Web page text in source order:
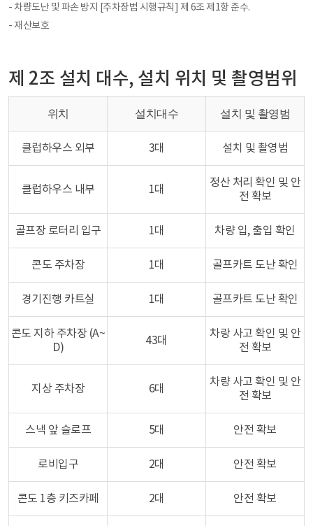
- 차량도난 및 파손 방지 [주차장법 시행규칙] 제 6조 제1항 준수.
- 재산보호
제 2조 설치 대수, 설치 위치 및 촬영범위
위치 설치대수 설치 및 촬영범
클럽하우스 외부 3대 설치 및 촬영범
클럽하우스 내부 1대
정산 처리 확인 및 안
전 확보
골프장 로터리 입구 1대 차량 입, 출입 확인
콘도 주차장 1대 골프카트 도난 확인
경기진행 카트실 1대 골프카트 도난 확인
콘도 지하 주차장 (A~
D)
43대
차랑 사고 확인 및 안
전 확보
지상 주차장 6대
차량 사고 확인 및 안
전 확보
스낵 앞 슬로프 5대 안전 확보
로비입구 2대 안전 확보
콘도 1층 키즈카페 2대 안전 확보